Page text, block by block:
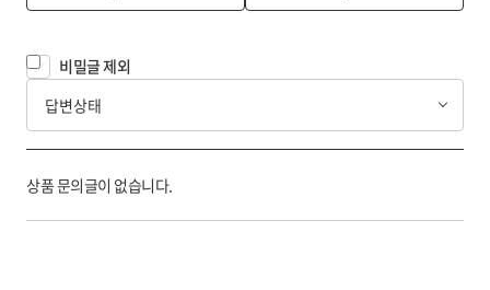
비밀글 제외
답변상태
상품 문의글이 없습니다.